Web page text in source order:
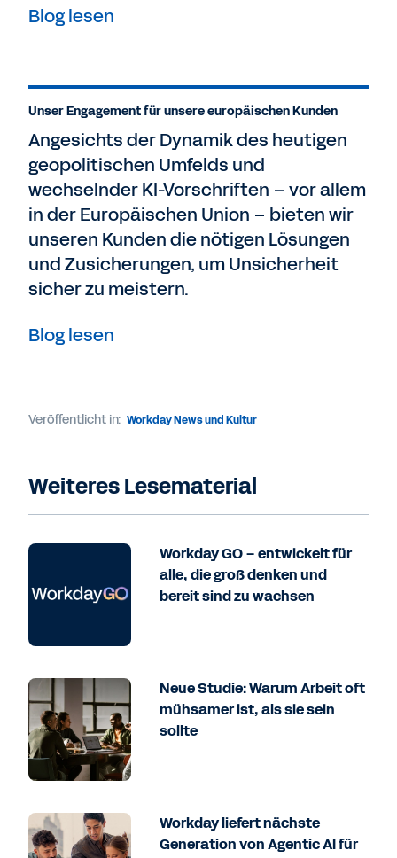
Blog lesen
Unser Engagement für unsere europäischen Kunden
Angesichts der Dynamik des heutigen
geopolitischen Umfelds und
wechselnder KI-Vorschriften – vor allem
in der Europäischen Union – bieten wir
unseren Kunden die nötigen Lösungen
und Zusicherungen, um Unsicherheit
sicher zu meistern.
Blog lesen
Veröffentlicht in: Workday News und Kultur
Weiteres Lesematerial
Workday GO – entwickelt für
alle, die groß denken und
bereit sind zu wachsen
Neue Studie: Warum Arbeit oft
mühsamer ist, als sie sein
sollte
Workday liefert nächste
Generation von Agentic AI für